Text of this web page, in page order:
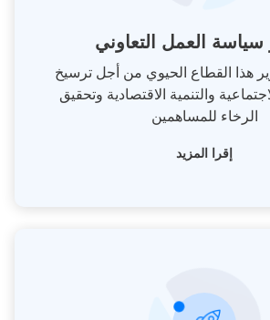
العمل التعاوني
هذا القطاع الحيوي من أجل ترسيخ
والتنمية الاقتصادية وتحقيق
الرخاء للمساهمين
إقرا المزيد